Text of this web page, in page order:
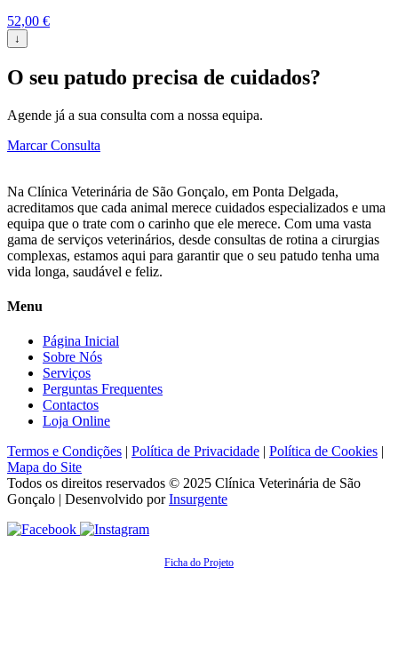
52,00 €
↓
O seu patudo precisa de cuidados?
Agende já a sua consulta com a nossa equipa.
Marcar Consulta
Na Clínica Veterinária de São Gonçalo, em Ponta Delgada,
acreditamos que cada animal merece cuidados especializados e uma
equipa que o trate com o carinho que ele merece. Com uma vasta
gama de serviços veterinários, desde consultas de rotina a cirurgias
complexas, estamos aqui para garantir que o seu patudo tenha uma
vida longa, saudável e feliz.
Menu
Página Inicial
Sobre Nós
Serviços
Perguntas Frequentes
Contactos
Loja Online
Termos e Condições | Política de Privacidade | Política de Cookies |
Mapa do Site
Todos os direitos reservados © 2025 Clínica Veterinária de São
Gonçalo | Desenvolvido porInsurgente
Ficha do Projeto